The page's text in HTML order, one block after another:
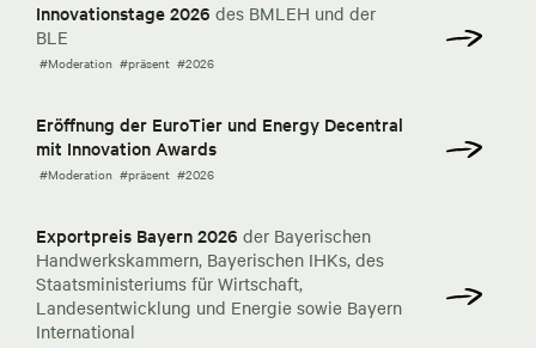
Innovationstage 2026 des BMLEH und der
BLE
#Moderation #präsent #2026
Eröffnung der EuroTier und Energy Decentral
mit Innovation Awards
#Moderation #präsent #2026
Exportpreis Bayern 2026 der Bayerischen
Handwerkskammern, Bayerischen IHKs, des
Staatsministeriums für Wirtschaft,
Landesentwicklung und Energie sowie Bayern
International